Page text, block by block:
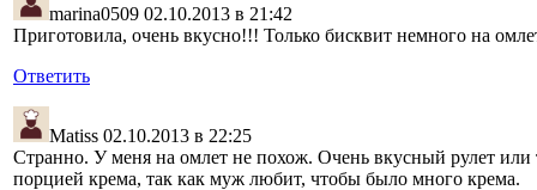
marina0509 02.10.2013 в 21:42
Приготовила, очень вкусно!!! Только бисквит немного на
Ответить
Matiss 02.10.2013 в 22:25
Странно. У меня на омлет не похож. Очень вкусный рулет или
порцией крема, так как муж любит, чтобы было много крема.